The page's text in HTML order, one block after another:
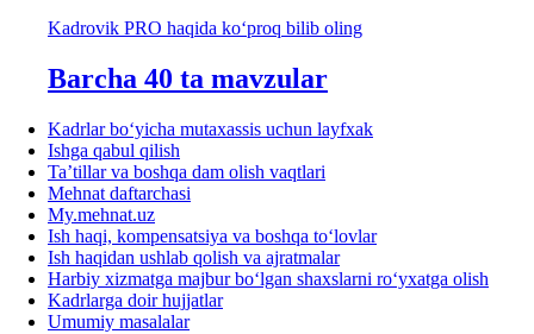
Kadrovik PRO haqida koʻproq bilib oling
Barcha 40 ta mavzular
Kadrlar boʻyicha mutaхassis uchun layfхak
Ishga qabul qilish
Ta’tillar va boshqa dam olish vaqtlari
Mehnat daftarchasi
My.mehnat.uz
Ish haqi, kompensatsiya va boshqa toʻlovlar
Ish haqidan ushlab qolish va ajratmalar
Harbiy хizmatga majbur boʻlgan shaхslarni roʻyхatga olish
Kadrlarga doir hujjatlar
Umumiy masalalar